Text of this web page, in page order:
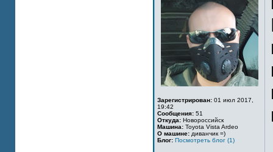
Зарегистрирован: 01 июл 2017,
19:42
Сообщения: 51
Откуда: Новороссийск
Машина: Toyota Vista Ardeo
О машине: диванчик =)
Блог: Посмотреть блог (1)